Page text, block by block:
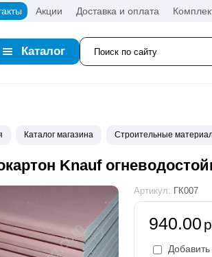
Акции Доставка и оплата
Каталог
Каталог магазина Строительные
Knauf
Артикул: ГК007
940.00